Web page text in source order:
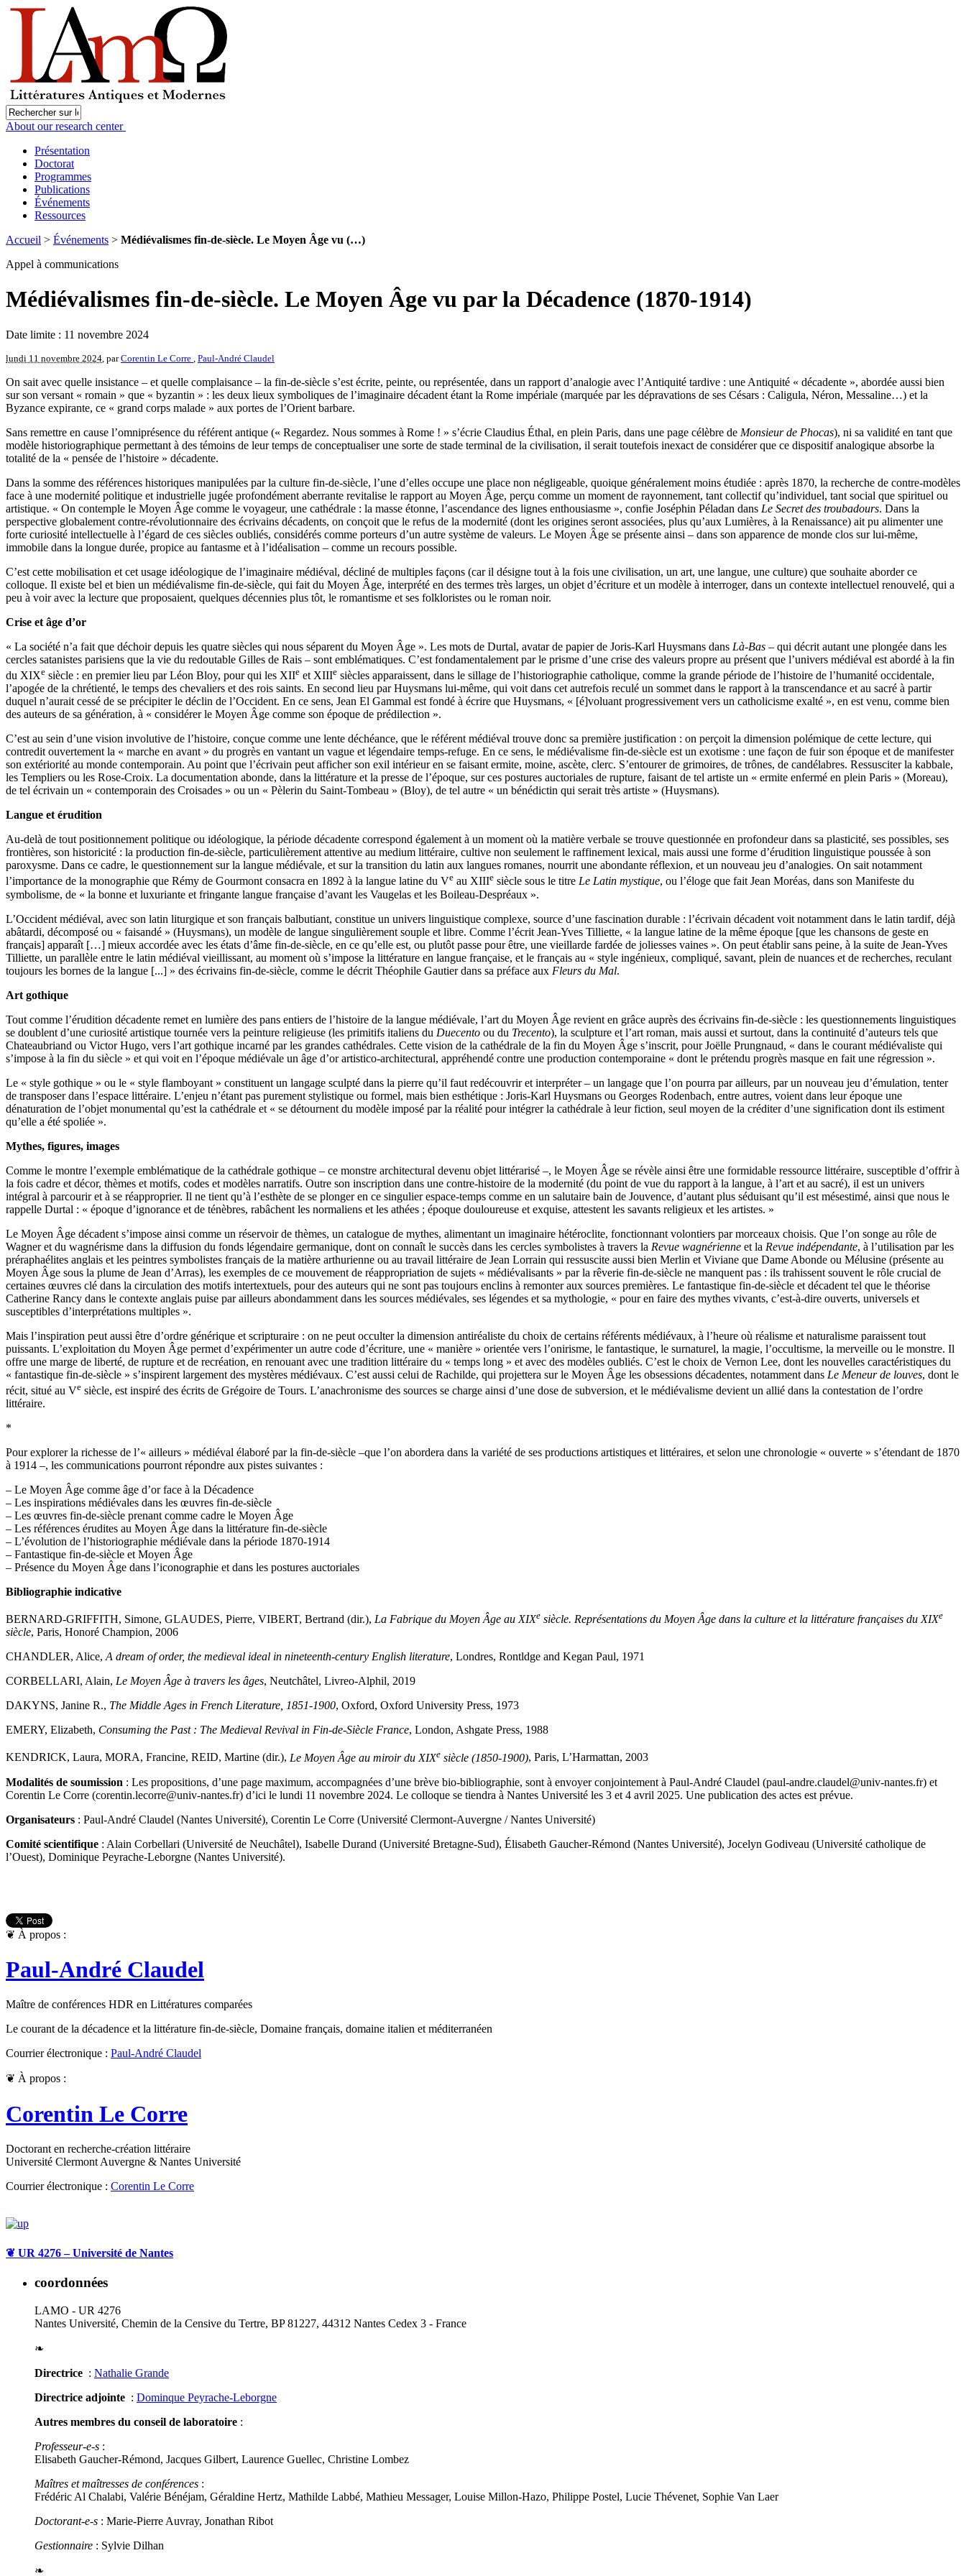
About our research center
Présentation
Doctorat
Programmes
Publications
Événements
Ressources
Accueil > Événements > Médiévalismes fin-de-siècle. Le Moyen Âge vu (…)
Appel à communications
Médiévalismes fin-de-siècle. Le Moyen Âge vu par la Décadence (1870-1914)
Date limite : 11 novembre 2024
lundi 11 novembre 2024 , parCorentin Le Corre Paul-André Claudel
On sait avec quelle insistance – et quelle complaisance – la fin-de-siècle s’est écrite, peinte, ou représentée, dans un rapport d’analogie avec l’Antiquité tardive : une Antiquité « décadente », abordée aussi bien
sur son versant « romain » que « byzantin » : les deux lieux symboliques de l’imaginaire décadent étant la Rome impériale (marquée par les dépravations de ses Césars : Caligula, Néron, Messaline…) et la
Byzance expirante, ce « grand corps malade » aux portes de l’Orient barbare.
Sans remettre en cause l’omniprésence du référent antique (« Regardez. Nous sommes à Rome ! » s’écrie Claudius Éthal, en plein Paris, dans une page célèbre de Monsieur de Phocas), ni sa validité en tant que
modèle historiographique permettant à des témoins de leur temps de conceptualiser une sorte de stade terminal de la civilisation, il serait toutefois inexact de considérer que ce dispositif analogique absorbe la
totalité de la « pensée de l’histoire » décadente.
Dans la somme des références historiques manipulées par la culture fin-de-siècle, l’une d’elles occupe une place non négligeable, quoique généralement moins étudiée : après 1870, la recherche de contre-modèles
face à une modernité politique et industrielle jugée profondément aberrante revitalise le rapport au Moyen Âge, perçu comme un moment de rayonnement, tant collectif qu’individuel, tant social que spirituel ou
artistique. « On contemple le Moyen Âge comme le voyageur, une cathédrale : la masse étonne, l’ascendance des lignes enthousiasme », confie Joséphin Péladan dans Le Secret des troubadours. Dans la
perspective globalement contre-révolutionnaire des écrivains décadents, on conçoit que le refus de la modernité (dont les origines seront associées, plus qu’aux Lumières, à la Renaissance) ait pu alimenter une
forte curiosité intellectuelle à l’égard de ces siècles oubliés, considérés comme porteurs d’un autre système de valeurs. Le Moyen Âge se présente ainsi – dans son apparence de monde clos sur lui-même,
immobile dans la longue durée, propice au fantasme et à l’idéalisation – comme un recours possible.
C’est cette mobilisation et cet usage idéologique de l’imaginaire médiéval, décliné de multiples façons (car il désigne tout à la fois une civilisation, un art, une langue, une culture) que souhaite aborder ce
colloque. Il existe bel et bien un médiévalisme fin-de-siècle, qui fait du Moyen Âge, interprété en des termes très larges, un objet d’écriture et un modèle à interroger, dans un contexte intellectuel renouvelé, qui a
peu à voir avec la lecture que proposaient, quelques décennies plus tôt, le romantisme et ses folkloristes ou le roman noir.
Crise et âge d’or
« La société n’a fait que déchoir depuis les quatre siècles qui nous séparent du Moyen Âge ». Les mots de Durtal, avatar de papier de Joris-Karl Huysmans dans Là-Bas – qui décrit autant une plongée dans les
cercles satanistes parisiens que la vie du redoutable Gilles de Rais – sont emblématiques. C’est fondamentalement par le prisme d’une crise des valeurs propre au présent que l’univers médiéval est abordé à la fin
du XIXe siècle : en premier lieu par Léon Bloy, pour qui les XIIe et XIIIe siècles apparaissent, dans le sillage de l’historiographie catholique, comme la grande période de l’histoire de l’humanité occidentale,
l’apogée de la chrétienté, le temps des chevaliers et des rois saints. En second lieu par Huysmans lui-même, qui voit dans cet autrefois reculé un sommet dans le rapport à la transcendance et au sacré à partir
duquel n’aurait cessé de se précipiter le déclin de l’Occident. En ce sens, Jean El Gammal est fondé à écrire que Huysmans, « [é]voluant progressivement vers un catholicisme exalté », en est venu, comme bien
des auteurs de sa génération, à « considérer le Moyen Âge comme son époque de prédilection ».
C’est au sein d’une vision involutive de l’histoire, conçue comme une lente déchéance, que le référent médiéval trouve donc sa première justification : on perçoit la dimension polémique de cette lecture, qui
contredit ouvertement la « marche en avant » du progrès en vantant un vague et légendaire temps-refuge. En ce sens, le médiévalisme fin-de-siècle est un exotisme : une façon de fuir son époque et de manifester
son extériorité au monde contemporain. Au point que l’écrivain peut afficher son exil intérieur en se faisant ermite, moine, ascète, clerc. S’entourer de grimoires, de trônes, de candélabres. Ressusciter la kabbale,
les Templiers ou les Rose-Croix. La documentation abonde, dans la littérature et la presse de l’époque, sur ces postures auctoriales de rupture, faisant de tel artiste un « ermite enfermé en plein Paris » (Moreau),
de tel écrivain un « contemporain des Croisades » ou un « Pèlerin du Saint-Tombeau » (Bloy), de tel autre « un bénédictin qui serait très artiste » (Huysmans).
Langue et érudition
Au-delà de tout positionnement politique ou idéologique, la période décadente correspond également à un moment où la matière verbale se trouve questionnée en profondeur dans sa plasticité, ses possibles, ses
frontières, son historicité : la production fin-de-siècle, particulièrement attentive au medium littéraire, cultive non seulement le raffinement lexical, mais aussi une forme d’érudition linguistique poussée à son
paroxysme. Dans ce cadre, le questionnement sur la langue médiévale, et sur la transition du latin aux langues romanes, nourrit une abondante réflexion, et un nouveau jeu d’analogies. On sait notamment
l’importance de la monographie que Rémy de Gourmont consacra en 1892 à la langue latine du Ve au XIIIe siècle sous le titre Le Latin mystique, ou l’éloge que fait Jean Moréas, dans son Manifeste du
symbolisme, de « la bonne et luxuriante et fringante langue française d’avant les Vaugelas et les Boileau-Despréaux ».
L’Occident médiéval, avec son latin liturgique et son français balbutiant, constitue un univers linguistique complexe, source d’une fascination durable : l’écrivain décadent voit notamment dans le latin tardif, déjà
abâtardi, décomposé ou « faisandé » (Huysmans), un modèle de langue singulièrement souple et libre. Comme l’écrit Jean-Yves Tilliette, « la langue latine de la même époque [que les chansons de geste en
français] apparaît […] mieux accordée avec les états d’âme fin-de-siècle, en ce qu’elle est, ou plutôt passe pour être, une vieillarde fardée de joliesses vaines ». On peut établir sans peine, à la suite de Jean-Yves
Tilliette, un parallèle entre le latin médiéval vieillissant, au moment où s’impose la littérature en langue française, et le français au « style ingénieux, compliqué, savant, plein de nuances et de recherches, reculant
toujours les bornes de la langue [...] » des écrivains fin-de-siècle, comme le décrit Théophile Gautier dans sa préface aux Fleurs du Mal.
Art gothique
Tout comme l’érudition décadente remet en lumière des pans entiers de l’histoire de la langue médiévale, l’art du Moyen Âge revient en grâce auprès des écrivains fin-de-siècle : les questionnements linguistiques
se doublent d’une curiosité artistique tournée vers la peinture religieuse (les primitifs italiens du Duecento ou du Trecento), la sculpture et l’art roman, mais aussi et surtout, dans la continuité d’auteurs tels que
Chateaubriand ou Victor Hugo, vers l’art gothique incarné par les grandes cathédrales. Cette vision de la cathédrale de la fin du Moyen Âge s’inscrit, pour Joëlle Prungnaud, « dans le courant médiévaliste qui
s’impose à la fin du siècle » et qui voit en l’époque médiévale un âge d’or artistico-architectural, appréhendé contre une production contemporaine « dont le prétendu progrès masque en fait une régression ».
Le « style gothique » ou le « style flamboyant » constituent un langage sculpté dans la pierre qu’il faut redécouvrir et interpréter – un langage que l’on pourra par ailleurs, par un nouveau jeu d’émulation, tenter
de transposer dans l’espace littéraire. L’enjeu n’étant pas purement stylistique ou formel, mais bien esthétique : Joris-Karl Huysmans ou Georges Rodenbach, entre autres, voient dans leur époque une
dénaturation de l’objet monumental qu’est la cathédrale et « se détournent du modèle imposé par la réalité pour intégrer la cathédrale à leur fiction, seul moyen de la créditer d’une signification dont ils estiment
qu’elle a été spoliée ».
Mythes, figures, images
Comme le montre l’exemple emblématique de la cathédrale gothique – ce monstre architectural devenu objet littérarisé –, le Moyen Âge se révèle ainsi être une formidable ressource littéraire, susceptible d’offrir à
la fois cadre et décor, thèmes et motifs, codes et modèles narratifs. Outre son inscription dans une contre-histoire de la modernité (du point de vue du rapport à la langue, à l’art et au sacré), il est un univers
intégral à parcourir et à se réapproprier. Il ne tient qu’à l’esthète de se plonger en ce singulier espace-temps comme en un salutaire bain de Jouvence, d’autant plus séduisant qu’il est mésestimé, ainsi que nous le
rappelle Durtal : « époque d’ignorance et de ténèbres, rabâchent les normaliens et les athées ; époque douloureuse et exquise, attestent les savants religieux et les artistes. »
Le Moyen Âge décadent s’impose ainsi comme un réservoir de thèmes, un catalogue de mythes, alimentant un imaginaire hétéroclite, fonctionnant volontiers par morceaux choisis. Que l’on songe au rôle de
Wagner et du wagnérisme dans la diffusion du fonds légendaire germanique, dont on connaît le succès dans les cercles symbolistes à travers la Revue wagnérienne et la Revue indépendante, à l’utilisation par les
préraphaélites anglais et les peintres symbolistes français de la matière arthurienne ou au travail littéraire de Jean Lorrain qui ressuscite aussi bien Merlin et Viviane que Dame Abonde ou Mélusine (présente au
Moyen Âge sous la plume de Jean d’Arras), les exemples de ce mouvement de réappropriation de sujets « médiévalisants » par la rêverie fin-de-siècle ne manquent pas : ils trahissent souvent le rôle crucial de
certaines œuvres clé dans la circulation des motifs intertextuels, pour des auteurs qui ne sont pas toujours enclins à remonter aux sources premières. Le fantastique fin-de-siècle et décadent tel que le théorise
Catherine Rancy dans le contexte anglais puise par ailleurs abondamment dans les sources médiévales, ses légendes et sa mythologie, « pour en faire des mythes vivants, c’est-à-dire ouverts, universels et
susceptibles d’interprétations multiples ».
Mais l’inspiration peut aussi être d’ordre générique et scripturaire : on ne peut occulter la dimension antiréaliste du choix de certains référents médiévaux, à l’heure où réalisme et naturalisme paraissent tout
puissants. L’exploitation du Moyen Âge permet d’expérimenter un autre code d’écriture, une « manière » orientée vers l’onirisme, le fantastique, le surnaturel, la magie, l’occultisme, la merveille ou le monstre. Il
offre une marge de liberté, de rupture et de recréation, en renouant avec une tradition littéraire du « temps long » et avec des modèles oubliés. C’est le choix de Vernon Lee, dont les nouvelles caractéristiques du
« fantastique fin-de-siècle » s’inspirent largement des mystères médiévaux. C’est aussi celui de Rachilde, qui projettera sur le Moyen Âge les obsessions décadentes, notamment dans Le Meneur de louves, dont le
récit, situé au Ve siècle, est inspiré des écrits de Grégoire de Tours. L’anachronisme des sources se charge ainsi d’une dose de subversion, et le médiévalisme devient un allié dans la contestation de l’ordre
littéraire.
*
Pour explorer la richesse de l’« ailleurs » médiéval élaboré par la fin-de-siècle –que l’on abordera dans la variété de ses productions artistiques et littéraires, et selon une chronologie « ouverte » s’étendant de 1870
à 1914 –, les communications pourront répondre aux pistes suivantes :
– Le Moyen Âge comme âge d’or face à la Décadence
– Les inspirations médiévales dans les œuvres fin-de-siècle
– Les œuvres fin-de-siècle prenant comme cadre le Moyen Âge
– Les références érudites au Moyen Âge dans la littérature fin-de-siècle
– L’évolution de l’historiographie médiévale dans la période 1870-1914
– Fantastique fin-de-siècle et Moyen Âge
– Présence du Moyen Âge dans l’iconographie et dans les postures auctoriales
Bibliographie indicative
BERNARD-GRIFFITH, Simone, GLAUDES, Pierre, VIBERT, Bertrand (dir.), La Fabrique du Moyen Âge au XIXe siècle. Représentations du Moyen Âge dans la culture et la littérature françaises du XIXe
siècle, Paris, Honoré Champion, 2006
CHANDLER, Alice, A dream of order, the medieval ideal in nineteenth-century English literature, Londres, Rontldge and Kegan Paul, 1971
CORBELLARI, Alain, Le Moyen Âge à travers les âges, Neutchâtel, Livreo-Alphil, 2019
DAKYNS, Janine R., The Middle Ages in French Literature, 1851-1900, Oxford, Oxford University Press, 1973
EMERY, Elizabeth, Consuming the Past : The Medieval Revival in Fin-de-Siècle France, London, Ashgate Press, 1988
KENDRICK, Laura, MORA, Francine, REID, Martine (dir.), Le Moyen Âge au miroir du XIXe siècle (1850-1900), Paris, L’Harmattan, 2003
Modalités de soumission : Les propositions, d’une page maximum, accompagnées d’une brève bio-bibliographie, sont à envoyer conjointement à Paul-André Claudel (paul-andre.claudel@univ-nantes.fr) et
Corentin Le Corre (corentin.lecorre@univ-nantes.fr) d’ici le lundi 11 novembre 2024. Le colloque se tiendra à Nantes Université les 3 et 4 avril 2025. Une publication des actes est prévue.
Organisateurs : Paul-André Claudel (Nantes Université), Corentin Le Corre (Université Clermont-Auvergne / Nantes Université)
Comité scientifique : Alain Corbellari (Université de Neuchâtel), Isabelle Durand (Université Bretagne-Sud), Élisabeth Gaucher-Rémond (Nantes Université), Jocelyn Godiveau (Université catholique de
l’Ouest), Dominique Peyrache-Leborgne (Nantes Université).
❦ À propos :
Paul-André Claudel
Maître de conférences HDR en Littératures comparées
Le courant de la décadence et la littérature fin-de-siècle, Domaine français, domaine italien et méditerranéen
Courrier électronique : Paul-André Claudel
❦ À propos :
Corentin Le Corre
Doctorant en recherche-création littéraire
Université Clermont Auvergne & Nantes Université
Courrier électronique : Corentin Le Corre
❦ UR 4276 – Université de Nantes
coordonnées
LAMO - UR 4276
Nantes Université, Chemin de la Censive du Tertre, BP 81227, 44312 Nantes Cedex 3 - France
❧
Directrice : Nathalie Grande
Directrice adjointe : Dominque Peyrache-Leborgne
Autres membres du conseil de laboratoire :
Professeur-e-s :
Elisabeth Gaucher-Rémond, Jacques Gilbert, Laurence Guellec, Christine Lombez
Maîtres et maîtresses de conférences :
Frédéric Al Chalabi, Valérie Bénéjam, Géraldine Hertz, Mathilde Labbé, Mathieu Messager, Louise Millon-Hazo, Philippe Postel, Lucie Thévenet, Sophie Van Laer
Doctorant-e-s : Marie-Pierre Auvray, Jonathan Ribot
Gestionnaire : Sylvie Dilhan
❧